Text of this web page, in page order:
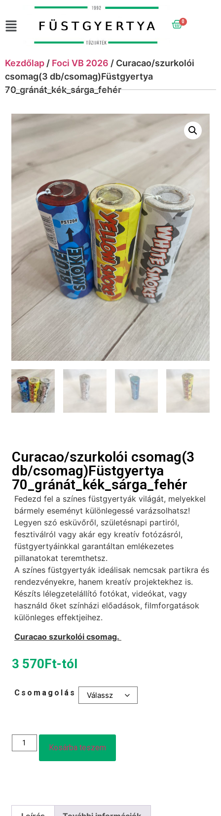
0
Kezdőlap / Foci VB 2026 / Curacao/szurkolói
csomag(3 db/csomag)Füstgyertya
70_gránát_kék_sárga_fehér
Curacao/szurkolói csomag(3
db/csomag)Füstgyertya
70_gránát_kék_sárga_fehér
Fedezd fel a színes füstgyertyák világát, melyekkel
bármely eseményt különlegessé varázsolhatsz!
Legyen szó esküvőről, születésnapi partiról,
fesztiválról vagy akár egy kreatív fotózásról,
füstgyertyáinkkal garantáltan emlékezetes
pillanatokat teremthetsz.
A színes füstgyertyák ideálisak nemcsak partikra és
rendezvényekre, hanem kreatív projektekhez is.
Készíts lélegzetelállító fotókat, videókat, vagy
használd őket színházi előadások, filmforgatások
különleges effektjeihez.
Curacao szurkolói csomag.
3 570Ft-tól
Csomagolás
Kosárba teszem